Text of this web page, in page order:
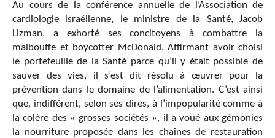
Au cours de la conférence annuelle de l’Association de
cardiologie israélienne, le ministre de la Santé, Jacob
Lizman, a exhorté ses concitoyens à combattre la
malbouffe et boycotter McDonald. Affirmant avoir choisi
le portefeuille de la Santé parce qu’il y était possible de
sauver des vies, il s’est dit résolu à œuvrer pour la
prévention dans le domaine de l’alimentation. C’est ainsi
que, indifférent, selon ses dires, à l’impopularité comme à
la colère des « grosses sociétés », il a voué aux gémonies
la nourriture proposée dans les chaînes de restauration